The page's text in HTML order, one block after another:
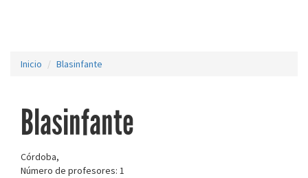
Inicio Blasinfante
Blasinfante
Córdoba,
Número de profesores: 1